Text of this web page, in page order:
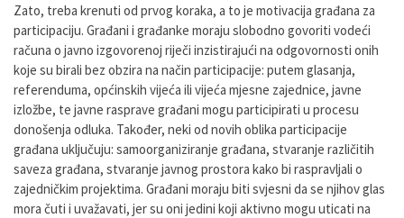
Zato, treba krenuti od prvog koraka, a to je motivacija građana za
participaciju. Građani i građanke moraju slobodno govoriti vodeći
računa o javno izgovorenoj riječi inzistirajući na odgovornosti onih
koje su birali bez obzira na način participacije: putem glasanja,
referenduma, općinskih vijeća ili vijeća mjesne zajednice, javne
izložbe, te javne rasprave građani mogu participirati u procesu
donošenja odluka. Također, neki od novih oblika participacije
građana uključuju: samoorganiziranje građana, stvaranje različitih
saveza građana, stvaranje javnog prostora kako bi raspravljali o
zajedničkim projektima. Građani moraju biti svjesni da se njihov glas
mora čuti i uvažavati, jer su oni jedini koji aktivno mogu uticati na